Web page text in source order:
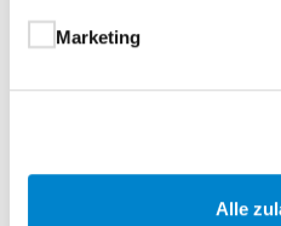
Marketing
Alle
JaATEX: Ja
Eigenschaften